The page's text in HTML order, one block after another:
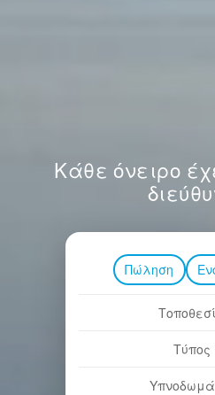
Κάθε όνειρο
Πώληση
Τύπος